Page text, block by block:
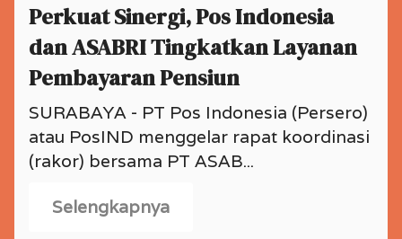
Perkuat Sinergi, Pos Indonesia
dan ASABRI Tingkatkan Layanan
Pembayaran Pensiun
SURABAYA - PT Pos Indonesia (Persero)
atau PosIND menggelar rapat koordinasi
(rakor) bersama PT ASAB...
Selengkapnya